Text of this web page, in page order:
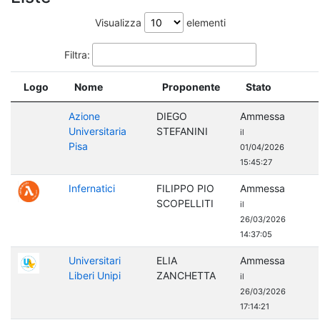
Visualizza elementi
Filtra:
Logo Nome Proponente Stato
Azione
Universitaria
Pisa
DIEGO
STEFANINI
Ammessa
il
01/04/2026
15:45:27
Infernatici
FILIPPO PIO
SCOPELLITI
Ammessa
il
26/03/2026
14:37:05
Universitari
Liberi Unipi
ELIA
ZANCHETTA
Ammessa
il
26/03/2026
17:14:21